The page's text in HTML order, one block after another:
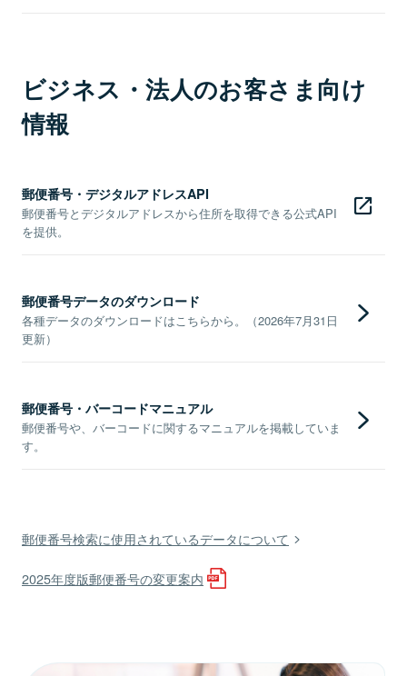
ビジネス・法人のお客さま向け
情報
郵便番号・デジタルアドレスAPI
郵便番号とデジタルアドレスから住所を取得できる公式API
を提供。
郵便番号データのダウンロード
各種データのダウンロードはこちらから。（2026年7月31日
更新）
郵便番号・バーコードマニュアル
郵便番号や、バーコードに関するマニュアルを掲載していま
す。
郵便番号検索に使用されているデータについて
2025年度版郵便番号の変更案内